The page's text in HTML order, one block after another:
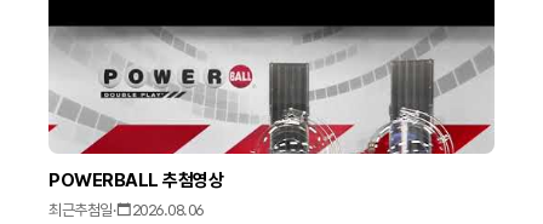
POWERBALL 추첨영상
최근추첨일· 2026.08.06